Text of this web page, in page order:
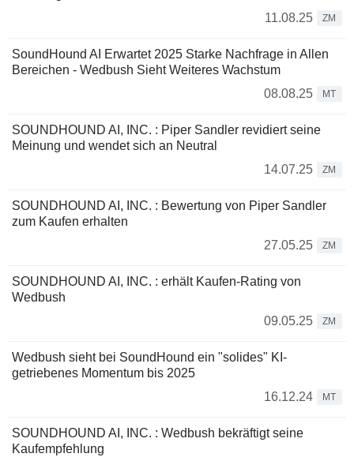
11.08.25
ZM
SoundHound AI Erwartet 2025 Starke Nachfrage in Allen
Bereichen - Wedbush Sieht Weiteres Wachstum
08.08.25
MT
SOUNDHOUND AI, INC. : Piper Sandler revidiert seine
Meinung und wendet sich an Neutral
14.07.25
ZM
SOUNDHOUND AI, INC. : Bewertung von Piper Sandler
zum Kaufen erhalten
27.05.25
ZM
SOUNDHOUND AI, INC. : erhält Kaufen-Rating von
Wedbush
09.05.25
ZM
Wedbush sieht bei SoundHound ein "solides" KI-
getriebenes Momentum bis 2025
16.12.24
MT
SOUNDHOUND AI, INC. : Wedbush bekräftigt seine
Kaufempfehlung